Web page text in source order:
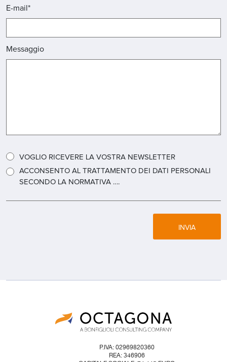
E-mail*
Messaggio
VOGLIO RICEVERE LA VOSTRA NEWSLETTER
ACCONSENTO AL TRATTAMENTO DEI DATI PERSONALI
SECONDO LA NORMATIVA ….
INVIA
P.IVA: 02969820360
REA: 346906